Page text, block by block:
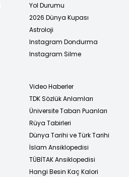
Yol Durumu
2026 Dünya Kupası
Astroloji
Instagram Dondurma
Instagram Silme
Video Haberler
TDK Sözlük Anlamları
Üniversite Taban Puanları
Rüya Tabirleri
Dünya Tarihi ve Türk Tarihi
İslam Ansiklopedisi
TÜBİTAK Ansiklopedisi
Hangi Besin Kaç Kalori